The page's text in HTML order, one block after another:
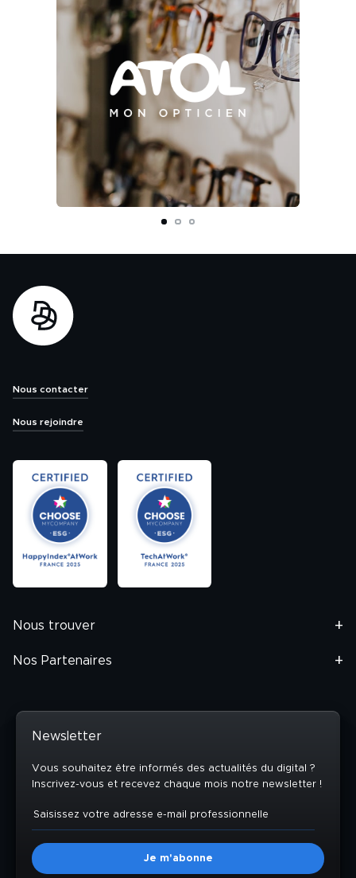
Nous contacter
Nous rejoindre
Nous trouver
Nos Partenaires
Newsletter
Vous souhaitez être informés des actualités du digital ?
Inscrivez-vous et recevez chaque mois notre newsletter !